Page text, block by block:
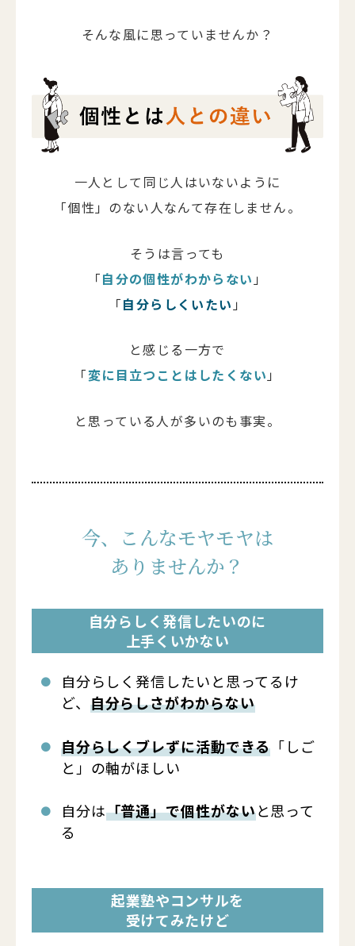
そんな風に思っていませんか？
一人として同じ人はいないように
「個性」のない人なんて存在しません。
そうは言っても
「自分の個性がわからない 」
「自分らしくいたい 」
と感じる一方で
「変に目立つことはしたくない 」
と思っている人が多いのも事実。
今、こんなモヤモヤは
ありませんか？
自分らしく発信したいのに
上手くいかない
自分らしく発信したいと思ってるけ
ど、 自分らしさがわからない
自分らしくブレずに活動できる 「しご
と」の軸がほしい
自分は「普通」で個性がないと思って
る
起業塾やコンサルを
受けてみたけど